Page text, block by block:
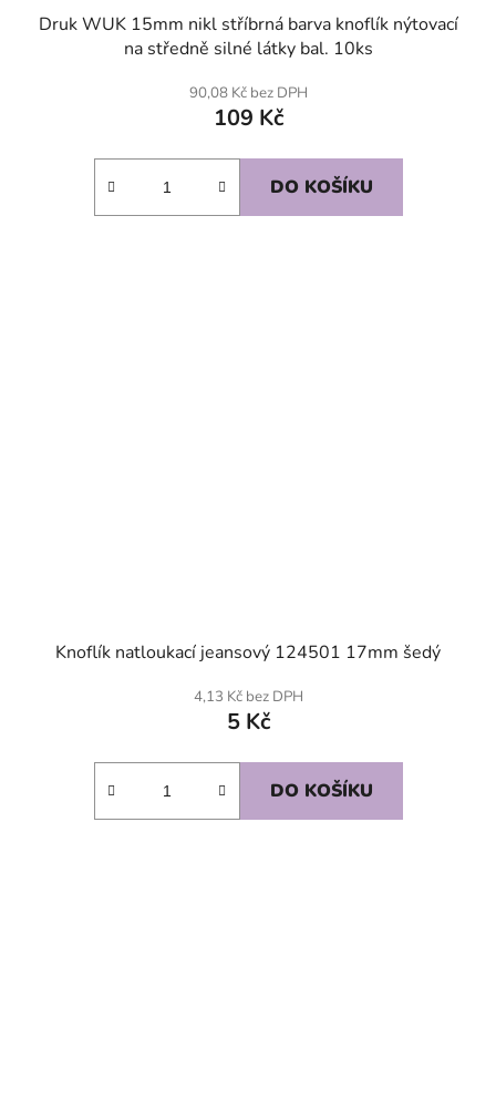
Druk WUK 15mm nikl stříbrná barva knoflík nýtovací
na středně silné látky bal. 10ks
90,08 Kč bez DPH
109 Kč
DO KOŠÍKU
Knoflík natloukací jeansový 124501 17mm šedý
4,13 Kč bez DPH
5 Kč
DO KOŠÍKU